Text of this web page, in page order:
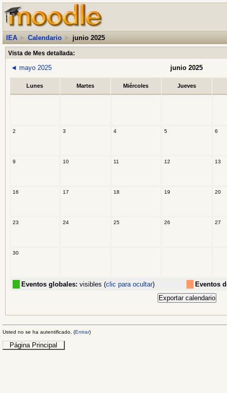
IEA ► Calendario ► junio 2025
Vista de Mes detallada:
◄ mayo 2025 junio 2025
Lunes Martes Miércoles Jueves
2 3 4 5 6
9 10 11 12 13
16 17 18 19 20
23 24 25 26 27
30
Eventos globales: visibles (clic para ocultar) Eventos
Usted no se ha autentificado. (Entrar)
Página Principal